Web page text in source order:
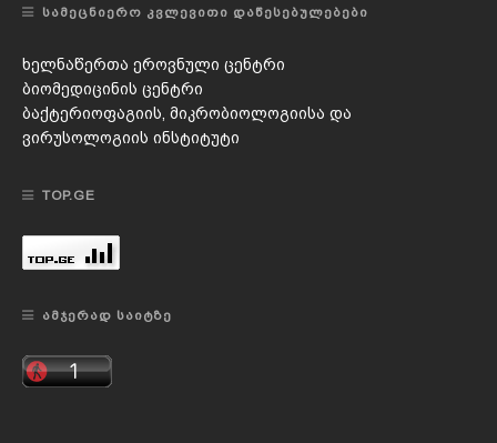
ᲡᲐᲛᲔᲪᲜᲘᲔᲠᲝ ᲙᲕᲚᲔᲕᲘᲗᲘ ᲓᲐᲬᲔᲡᲔᲑᲣᲚᲔᲑᲔᲑᲘ
ხელნაწერთა ეროვნული ცენტრი
ბიომედიცინის ცენტრი
ბაქტერიოფაგიის, მიკრობიოლოგიისა და
ვირუსოლოგიის ინსტიტუტი
TOP.GE
ᲐᲛᲯᲔᲠᲐᲓ ᲡᲐᲘᲢᲖᲔ